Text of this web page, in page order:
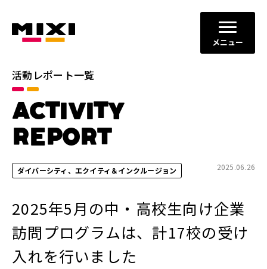
メニュー
活動レポート一覧
ACTIVITY
REPORT
ダイバーシティ、エクイティ＆インクルージョン 2025.06.26
2025年5月の中・高校生向け企業
訪問プログラムは、計17校の受け
入れを行いました
カテゴリ
すべて
イノベーションの促進
地域社会との共栄 健全なITサービスの運営
年別
2026年 2025年
2024年